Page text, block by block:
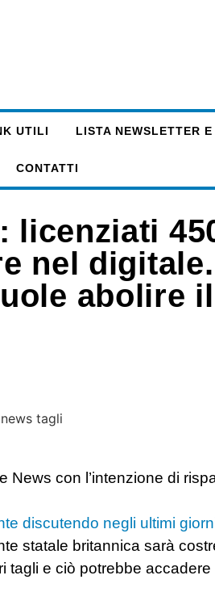
UTILI LISTA NEWSLETTER
CONTATTI
licenziati
nel
abolire
con l’intenzione di
discutendo negli ultimi
statale britannica sarà
e ciò potrebbe accadere